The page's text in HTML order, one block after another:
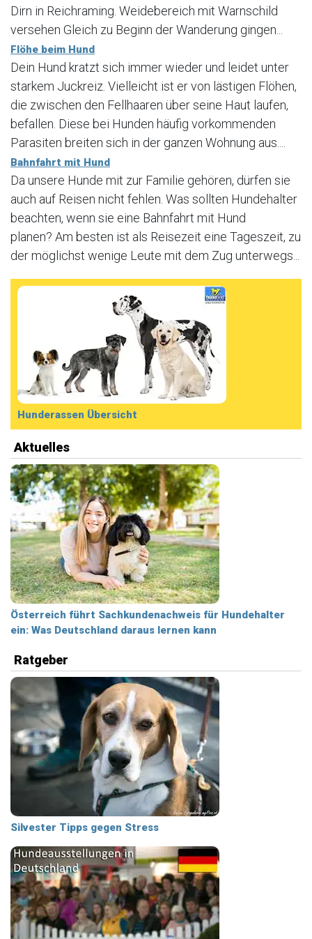
Dirn in Reichraming. Weidebereich mit Warnschild
versehen Gleich zu Beginn der Wanderung gingen...
Flöhe beim Hund
Dein Hund kratzt sich immer wieder und leidet unter
starkem Juckreiz. Vielleicht ist er von lästigen Flöhen,
die zwischen den Fellhaaren über seine Haut laufen,
befallen. Diese bei Hunden häufig vorkommenden
Parasiten breiten sich in der ganzen Wohnung aus....
Bahnfahrt mit Hund
Da unsere Hunde mit zur Familie gehören, dürfen sie
auch auf Reisen nicht fehlen. Was sollten Hundehalter
beachten, wenn sie eine Bahnfahrt mit Hund
planen? Am besten ist als Reisezeit eine Tageszeit, zu
der möglichst wenige Leute mit dem Zug unterwegs...
Hunderassen Übersicht
Aktuelles
Österreich führt Sachkundenachweis für Hundehalter
ein: Was Deutschland daraus lernen kann
Ratgeber
Silvester Tipps gegen Stress